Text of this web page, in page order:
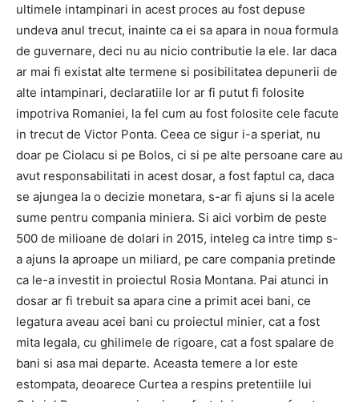
ultimele intampinari in acest proces au fost depuse
undeva anul trecut, inainte ca ei sa apara in noua formula
de guvernare, deci nu au nicio contributie la ele. Iar daca
ar mai fi existat alte termene si posibilitatea depunerii de
alte intampinari, declaratiile lor ar fi putut fi folosite
impotriva Romaniei, la fel cum au fost folosite cele facute
in trecut de Victor Ponta. Ceea ce sigur i-a speriat, nu
doar pe Ciolacu si pe Bolos, ci si pe alte persoane care au
avut responsabilitati in acest dosar, a fost faptul ca, daca
se ajungea la o decizie monetara, s-ar fi ajuns si la acele
sume pentru compania miniera. Si aici vorbim de peste
500 de milioane de dolari in 2015, inteleg ca intre timp s-
a ajuns la aproape un miliard, pe care compania pretinde
ca le-a investit in proiectul Rosia Montana. Pai atunci in
dosar ar fi trebuit sa apara cine a primit acei bani, ce
legatura aveau acei bani cu proiectul minier, cat a fost
mita legala, cu ghilimele de rigoare, cat a fost spalare de
bani si asa mai departe. Aceasta temere a lor este
estompata, deoarece Curtea a respins pretentiile lui